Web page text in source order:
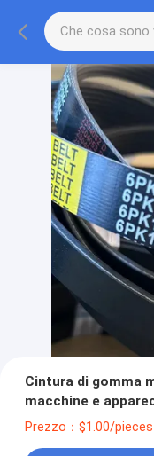
Cintura di gomma
macchine e
Prezzo：$1.00/